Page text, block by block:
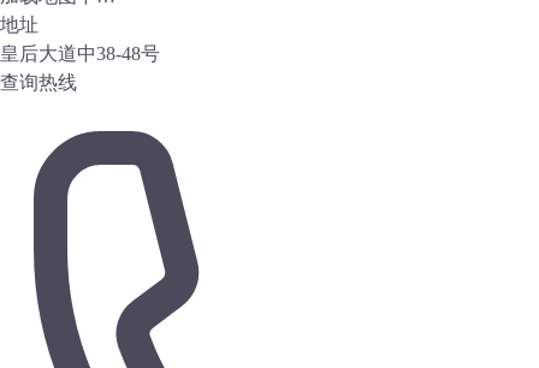
地址
皇后大道中38-48号
查询热线